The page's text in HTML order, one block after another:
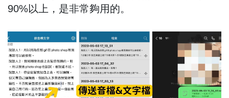
90%以上，是非常夠用的。